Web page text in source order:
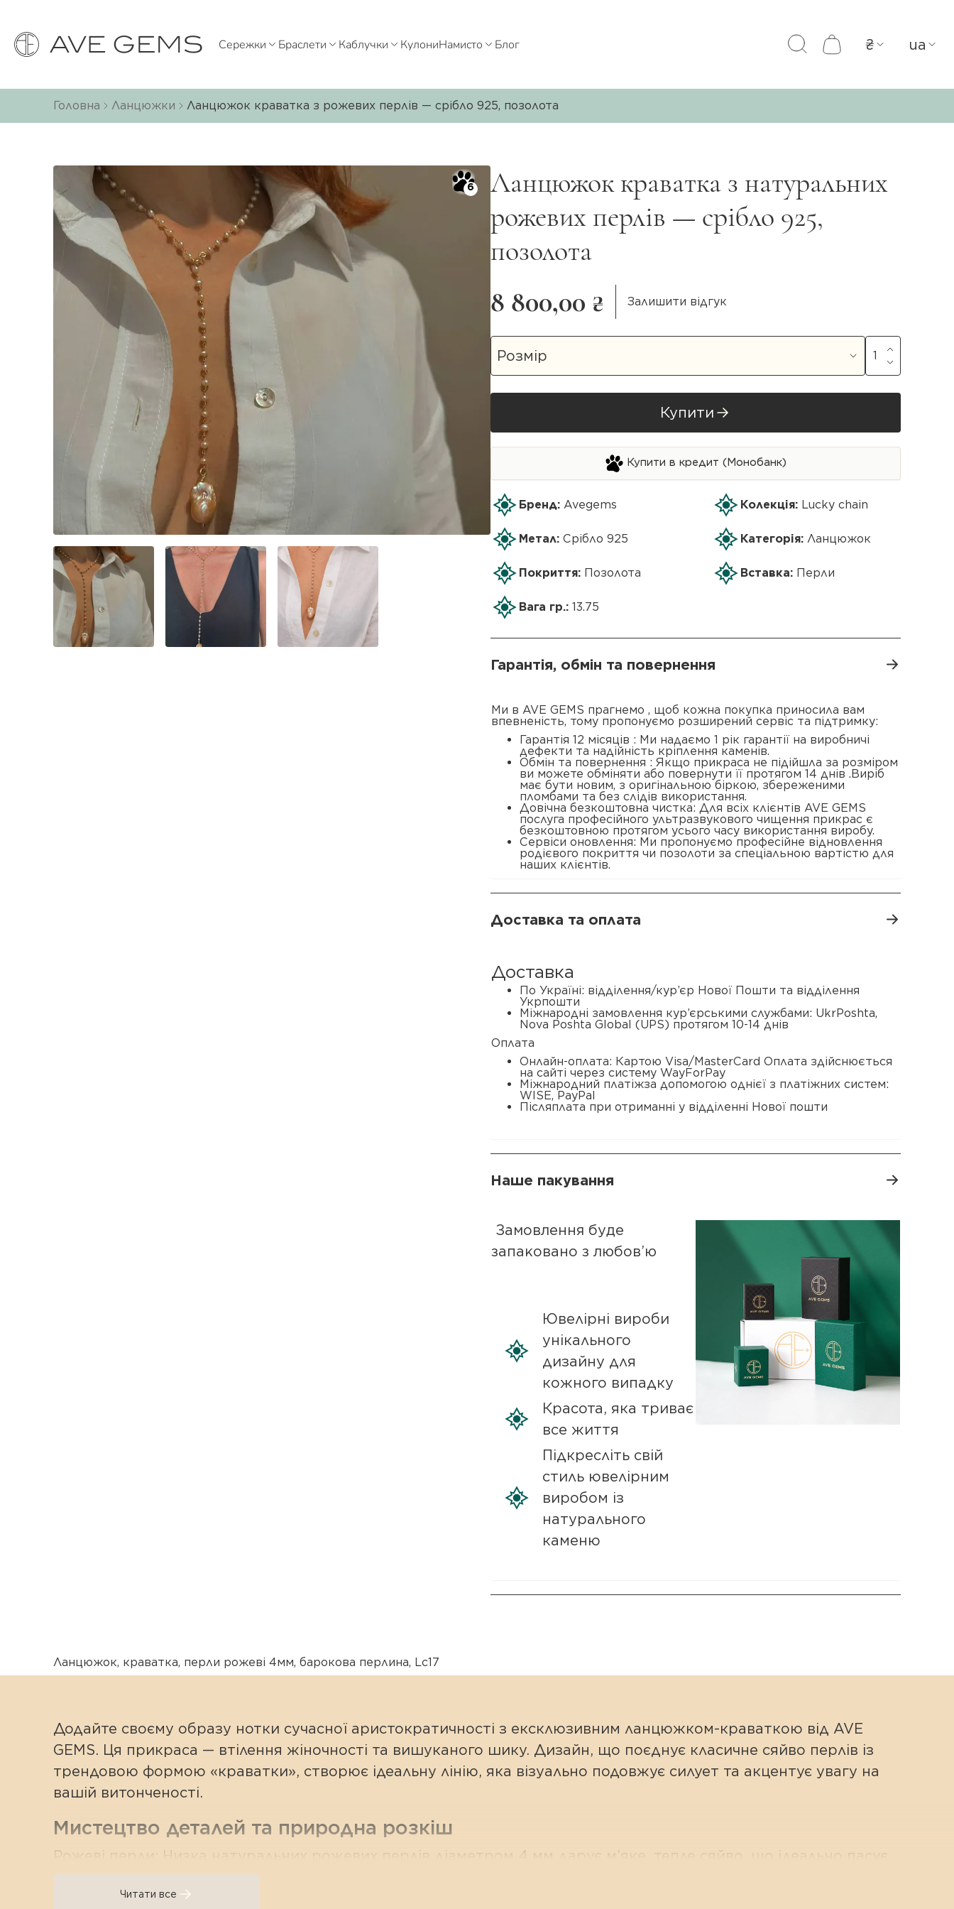
Сережки Браслети Каблучки КулониНамисто Блог ₴ ua
Головна Ланцюжки Ланцюжок краватка з рожевих перлів — срібло 925, позолота
6
Ланцюжок краватка з натуральних
рожевих перлів — срібло 925,
позолота
8 800,00 ₴
Залишити відгук
Купити
Купити в кредит (Монобанк)
Бренд: Avegems Колекція: Lucky chain
Метал: Срібло 925 Категорія: Ланцюжок
Покриття: Позолота Вставка: Перли
Вага гр.: 13.75
Гарантія, обмін та повернення
Ми в AVE GEMS прагнемо , щоб кожна покупка приносила вам
впевненість, тому пропонуємо розширений сервіс та підтримку:
Гарантія 12 місяців : Ми надаємо 1 рік гарантії на виробничі
дефекти та надійність кріплення каменів.
Обмін та повернення : Якщо прикраса не підійшла за розміром
ви можете обміняти або повернути її протягом 14 днів .Виріб
має бути новим, з оригінальною біркою, збереженими
пломбами та без слідів використання.
Довічна безкоштовна чистка: Для всіх клієнтів AVE GEMS
послуга професійного ультразвукового чищення прикрас є
безкоштовною протягом усього часу використання виробу.
Сервіси оновлення: Ми пропонуємо професійне відновлення
родієвого покриття чи позолоти за спеціальною вартістю для
наших клієнтів.
Доставка та оплата
Доставка
По Україні: відділення/кур’єр Нової Пошти та відділення
Укрпошти
Міжнародні замовлення кур’єрськими службами: UkrPoshta,
Nova Poshta Global (UPS) протягом 10-14 днів
Оплата
Онлайн-оплата: Картою Visa/MasterCard Оплата здійснюється
на сайті через систему WayForPay
Міжнародний платіжза допомогою однієї з платіжних систем:
WISE, PayPal
Післяплата при отриманні у відділенні Нової пошти
Наше пакування
Замовлення буде
запаковано з любов’ю
Ювелірні вироби
унікального
дизайну для
кожного випадку
Красота, яка триває
все життя
Підкресліть свій
стиль ювелірним
виробом із
натурального
каменю
Ланцюжок, краватка, перли рожеві 4мм, барокова перлина, Lc17
Додайте своєму образу нотки сучасної аристократичності з ексклюзивним ланцюжком-краваткою від AVE
GEMS. Ця прикраса — втілення жіночності та вишуканого шику. Дизайн, що поєднує класичне сяйво перлів із
трендовою формою «краватки», створює ідеальну лінію, яка візуально подовжує силует та акцентує увагу на
вашій витонченості.
Мистецтво деталей та природна розкіш
Рожеві перли: Низка натуральних рожевих перлів діаметром 4 мм дарує м’яке, тепле сяйво, що ідеально пасує
до будь-якого тону шкіри. Рожевий відтінок символізує ніжність, спокій та внутрішню гармонію.
Читати все